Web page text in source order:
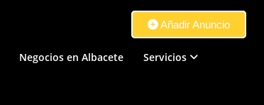
Añadir Anuncio
Negocios en Albacete Servicios